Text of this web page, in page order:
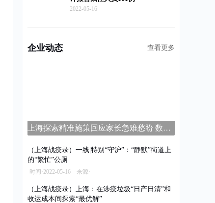
2022-05-16
企业动态 查看更多
上海探索精准施策回应家长急难愁盼 数字家长学校平台上线
（上海战疫录）一线|特别“守沪”：“静默”街道上
的“繁忙”公厕
时间·2022-05-16 来源·
（上海战疫录）上海：在涉疫垃圾“日产日清”和
收运成本间探索“最优解”